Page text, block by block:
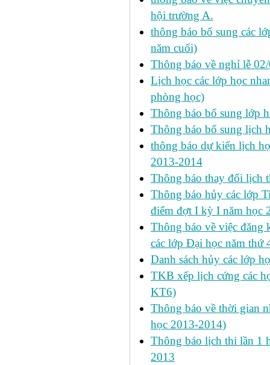
hội trường A.
thông báo bổ sung các
năm cuối)
Thông báo về nghỉ lễ
Lịch học các lớp học
phòng học)
Thông báo bổ sung lớp
Thông báo bổ sung
thông báo dự kiến lịch
2013-2014
Thông báo thay đổi lịch
Thông báo hủy các lớp
điểm đợt I kỳ I năm học
Thông báo về việc đăng
các lớp Đại học năm thứ
Danh sách hủy các lớp
TKB xếp lịch cứng các
KT6)
Thông báo về thời gian
học 2013-2014)
Thông báo lịch thi lần 1
2013